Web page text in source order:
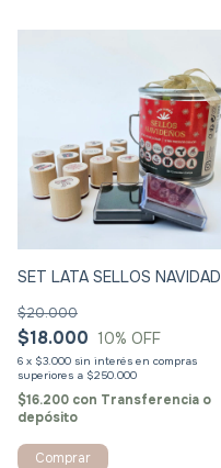
SET LATA SELLOS NAVIDAD
$18.000
$20.000
10% OFF
6 x $3.000 sin interés
$16.200 con Transferencia o
depósito